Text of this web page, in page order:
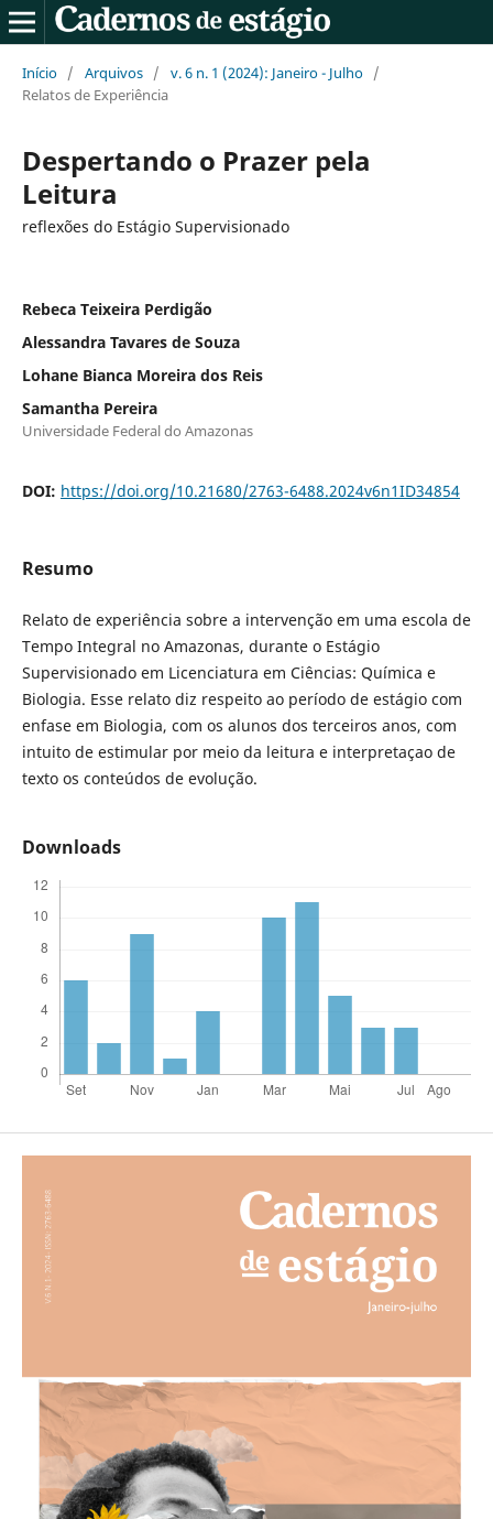
Início / Arquivos / v. 6 n. 1 (2024): Janeiro - Julho /
Relatos de Experiência
Despertando o Prazer pela
Leitura
reflexões do Estágio Supervisionado
Rebeca Teixeira Perdigão
Alessandra Tavares de Souza
Lohane Bianca Moreira dos Reis
Samantha Pereira
Universidade Federal do Amazonas
DOI: https://doi.org/10.21680/2763-6488.2024v6n1ID34854
Resumo
Relato de experiência sobre a intervenção em uma escola de
Tempo Integral no Amazonas, durante o Estágio
Supervisionado em Licenciatura em Ciências: Química e
Biologia. Esse relato diz respeito ao período de estágio com
enfase em Biologia, com os alunos dos terceiros anos, com
intuito de estimular por meio da leitura e interpretaçao de
texto os conteúdos de evolução.
Downloads